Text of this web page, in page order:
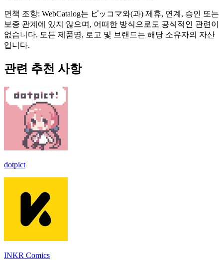
면책 조항: WebCatalog는 ピッコマ와(과) 제휴, 연계, 승인 또는
보증 관계에 있지 않으며, 어떠한 방식으로도 공식적인 관련이
없습니다. 모든 제품명, 로고 및 브랜드는 해당 소유자의 자산
입니다.
관련 추천 사항
dotpict
INKR Comics